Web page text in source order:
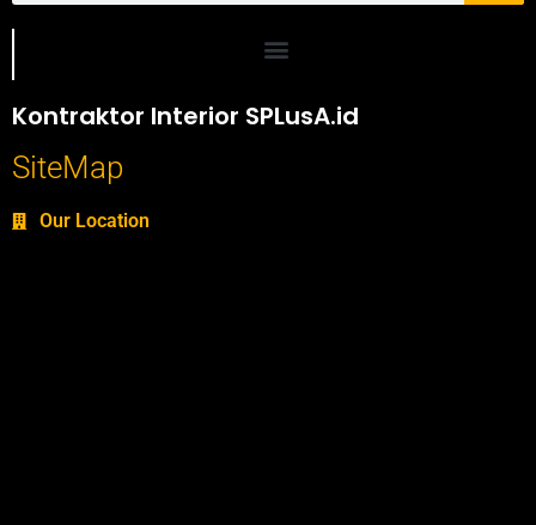
Kontraktor Interior SPLusA.id
SiteMap
Our Location